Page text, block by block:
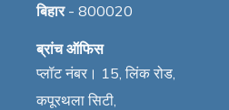
बिहार- 800020
ब्रांच ऑफिस
प्लॉट नंबर। 15, लिंक रोड,
कपूरथला सिटी,